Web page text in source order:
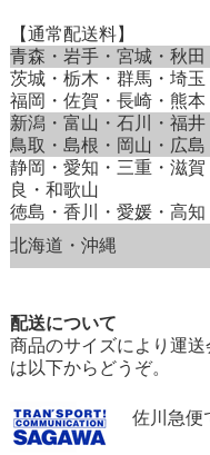
【通常配送料】
青森・岩手・宮城・秋
茨城・栃木・群馬・埼玉
福岡・佐賀・長崎・熊
新潟・富山・石川・福
鳥取・島根・岡山・広島
静岡・愛知・三重・滋
良・和歌山
徳島・香川・愛媛・高知
北海道・沖縄
配送について
商品のサイズにより運
は以下からどうぞ。
佐川急便